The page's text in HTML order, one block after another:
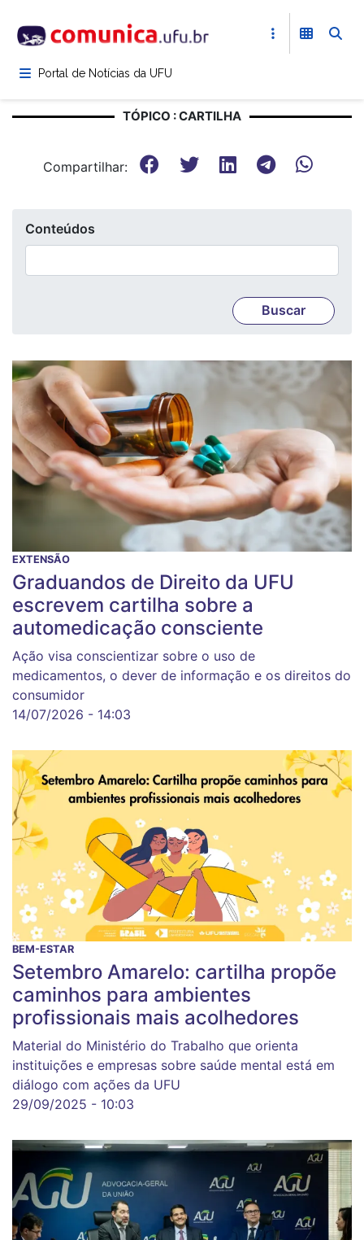
para
conteúdoPortal de Notícias da UFU
TÓPICO : CARTILHA
Compartilhar:
Conteúdos
EXTENSÃO
Graduandos de Direito da UFU
escrevem cartilha sobre a
automedicação consciente
Ação visa conscientizar sobre o uso de
medicamentos, o dever de informação e os direitos do
consumidor
14/07/2026 - 14:03
BEM-ESTAR
Setembro Amarelo: cartilha propõe
caminhos para ambientes
profissionais mais acolhedores
Material do Ministério do Trabalho que orienta
instituições e empresas sobre saúde mental está em
diálogo com ações da UFU
29/09/2025 - 10:03